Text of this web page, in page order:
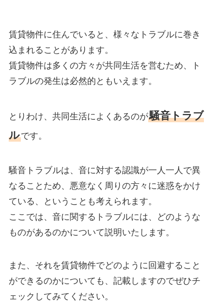
賃貸物件に住んでいると、様々なトラブルに巻き
込まれることがあります。
賃貸物件は多くの方々が共同生活を営むため、ト
ラブルの発生は必然的ともいえます。
とりわけ、共同生活によくあるのが騒音トラブ
ルです。
騒音トラブルは、音に対する認識が一人一人で異
なることため、悪意なく周りの方々に迷惑をかけ
ている、ということも考えられます。
ここでは、音に関するトラブルには、どのような
ものがあるのかについて説明いたします。
また、それを賃貸物件でどのように回避すること
ができるのかについても、記載しますのでぜひチ
ェックしてみてください。